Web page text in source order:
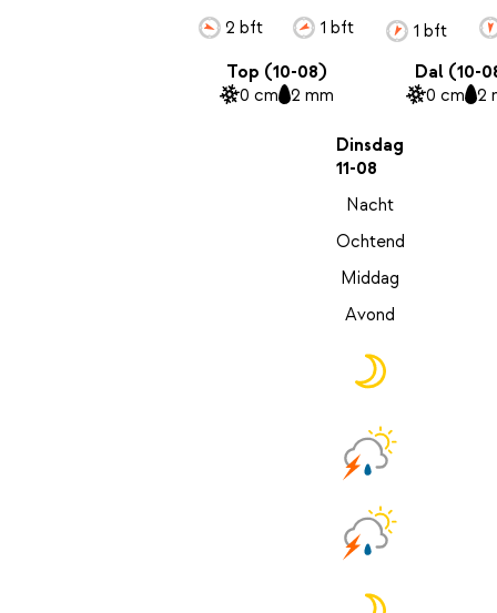
2 bft 1 bft
1 bft
Top (10-08)
0 cm 2 mm
Dal (10-
0 cm 2
Dinsdag
11-08
Nacht
Ochtend
Middag
Avond